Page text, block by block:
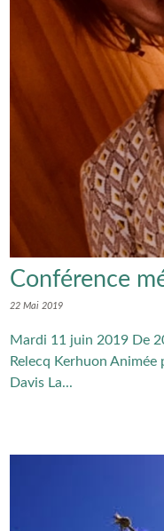
Conférence
22 Mai 2019
Mardi 11 juin 2019 De
Relecq Kerhuon
Davis La...